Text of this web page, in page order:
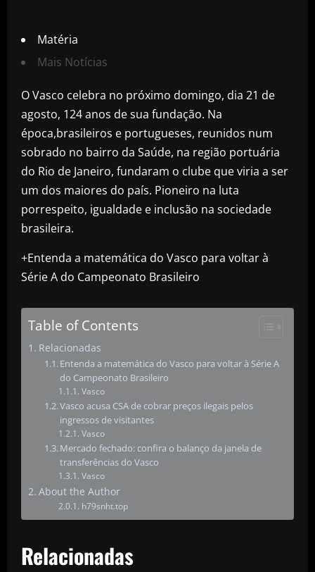
Matéria
Mais Notícias
O Vasco celebra no próximo domingo, dia 21 de
agosto, 124 anos de sua fundação. Na
época,brasileiros e portugueses, reunidos num
sobrado no bairro da Saúde, na região portuária
do Rio de Janeiro, fundaram o clube que viria a ser
um dos maiores do país. Pioneiro na luta
porrespeito, igualdade e inclusão na sociedade
brasileira.
+Entenda a matemática do Vasco para voltar à
Série A do Campeonato Brasileiro
Table of Contents
Relacionadas
Entenda a matemática do Vasco para voltar à Série A
do Campeonato Brasileiro
Vasco
Vasco acusa CSA de cobrar preços ilegais pelos
ingressos de visitantes
Vasco
Mercado fechado: confira o balanço da janela de
transferências do Vasco
Vasco
About the Author
h79snht.top
Relacionadas